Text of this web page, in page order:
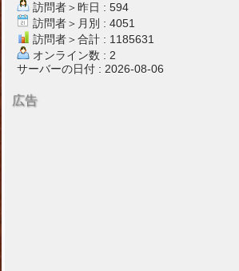
訪問者＞昨日 : 594
訪問者＞月別 : 4051
訪問者＞合計 : 1185631
オンライン数 : 2
サーバーの日付 : 2026-08-06
広告